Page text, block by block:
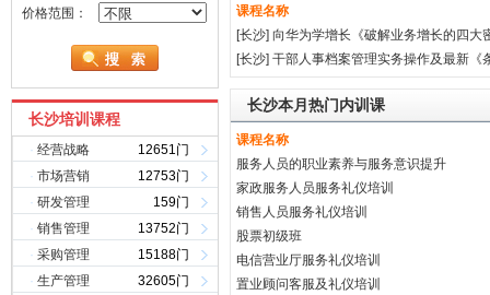
价格范围：
长沙培训课程
· 经营战略
12651门
· 市场营销
12753门
· 研发管理
159门
· 销售管理
13752门
· 采购管理
15188门
· 生产管理
32605门
课程名称
[长沙] 向华为学增长《破解业务增长的四大
[长沙] 干部人事档案管理实务操作及最新《
长沙本月热门内训课
课程名称
服务人员的职业素养与服务意识提升
家政服务人员服务礼仪培训
销售人员服务礼仪培训
股票初级班
电信营业厅服务礼仪培训
置业顾问客服及礼仪培训